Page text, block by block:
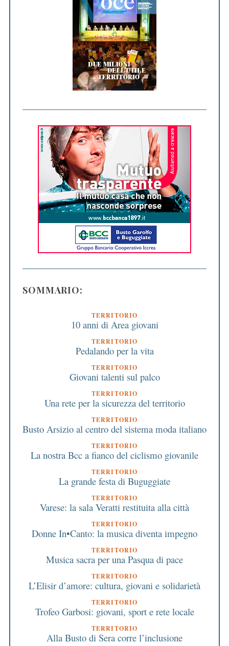
SOMMARIO:
TERRITORIO
10 anni di Area giovani
TERRITORIO
Pedalando per la vita
TERRITORIO
Giovani talenti sul palco
TERRITORIO
Una rete per la sicurezza del territorio
TERRITORIO
Busto Arsizio al centro del sistema moda italiano
TERRITORIO
La nostra Bcc a fianco del ciclismo giovanile
TERRITORIO
La grande festa di Buguggiate
TERRITORIO
Varese: la sala Veratti restituita alla città
TERRITORIO
Donne In•Canto: la musica diventa impegno
TERRITORIO
Musica sacra per una Pasqua di pace
TERRITORIO
L’Elisir d’amore: cultura, giovani e solidarietà
TERRITORIO
Trofeo Garbosi: giovani, sport e rete locale
TERRITORIO
Alla Busto di Sera corre l’inclusione